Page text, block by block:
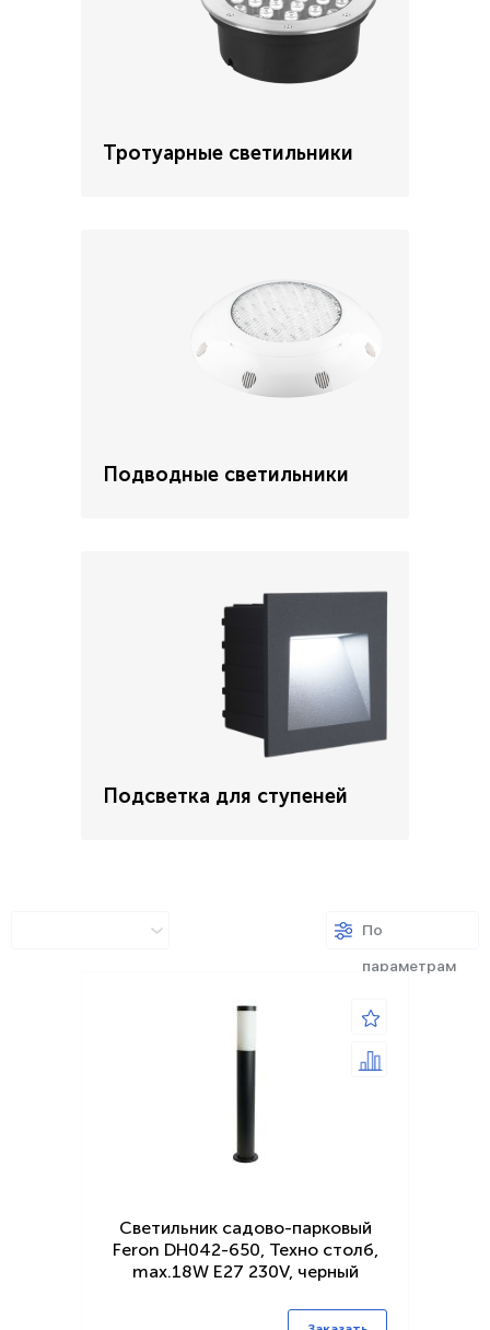
Тротуарные светильники
Подводные светильники
Подсветка для ступеней
По
параметрам
Светильник садово-парковый
Feron DH042-650, Техно столб,
max.18W E27 230V, черный